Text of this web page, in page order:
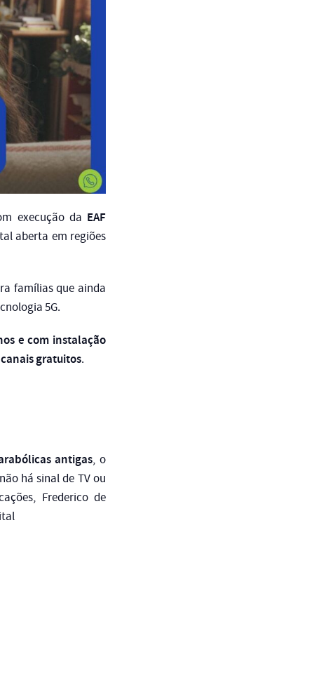
execução da EAF
aberta em regiões
famílias que ainda
5G.
e com instalação
gratuitos.
antigas, o
há sinal de TV ou
Frederico de